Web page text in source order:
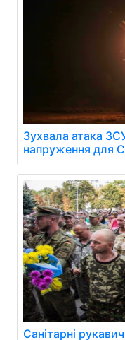
Зухвала атака
напруження для
Санітарні